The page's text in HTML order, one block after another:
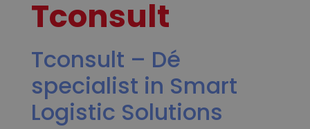
Tconsult
Tconsult – Dé
specialist in Smart
Logistic Solutions